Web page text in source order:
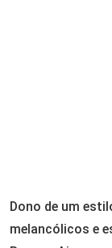
Dono de um
melancólicos e